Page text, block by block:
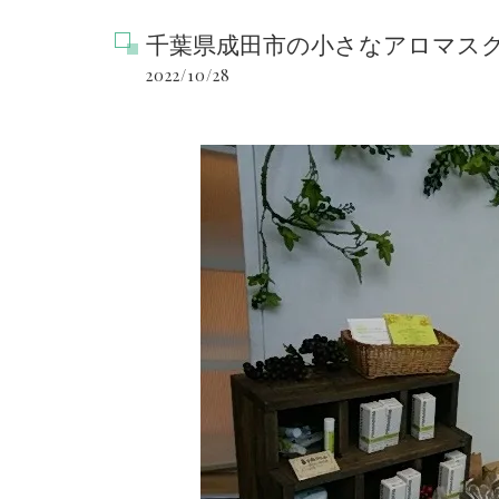
千葉県成田市の小さなアロマス
2022/10/28